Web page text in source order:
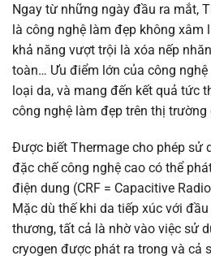
Ngay từ những ngày đầu ra mắt,
là công nghệ làm đẹp không xâm
khả năng vượt trội là xóa nếp
toàn… Ưu điểm lớn của công
loại da, và mang đến kết quả tức
công nghệ làm đẹp trên thị trường
Được biết Thermage cho phép sử
đặc chế công nghệ cao có thể
điện dung (CRF = Capacitive
Mặc dù thế khi da tiếp xúc với
thương, tất cả là nhờ vào việc sử
cryogen được phát ra trong và cả